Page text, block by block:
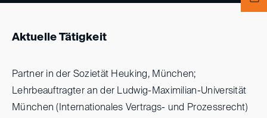
Aktuelle Tätigkeit
Partner in der Sozietät Heuking, München;
Lehrbeauftragter an der Ludwig-Maximilian-Universität
München (Internationales Vertrags- und Prozessrecht)